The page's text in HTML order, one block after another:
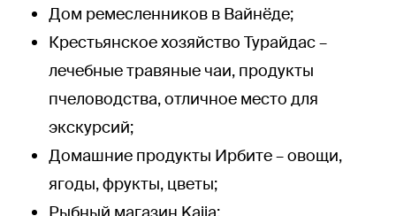
Дом ремесленников в Вайнёде;
Крестьянское хозяйство Турайдас –
лечебные травяные чаи, продукты
пчеловодства, отличное место для
экскурсий;
Домашние продукты Ирбите – овощи,
ягоды, фрукты, цветы;